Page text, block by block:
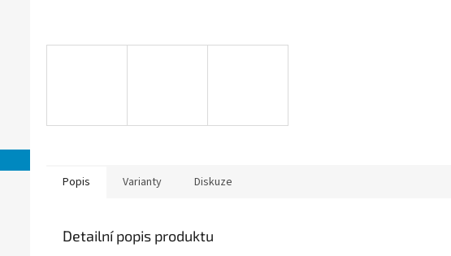
Popis Varianty Diskuze
Detailní popis produktu